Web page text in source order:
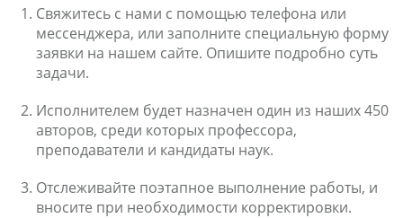
Свяжитесь с нами с помощью телефона или
мессенджера, или заполните специальную форму
заявки на нашем сайте. Опишите подробно суть
задачи.
Исполнителем будет назначен один из наших 450
авторов, среди которых профессора,
преподаватели и кандидаты наук.
Отслеживайте поэтапное выполнение работы, и
вносите при необходимости корректировки.